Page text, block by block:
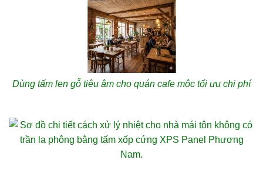
Dùng tấm len gỗ tiêu âm cho quán cafe mộc tối ưu chi phí